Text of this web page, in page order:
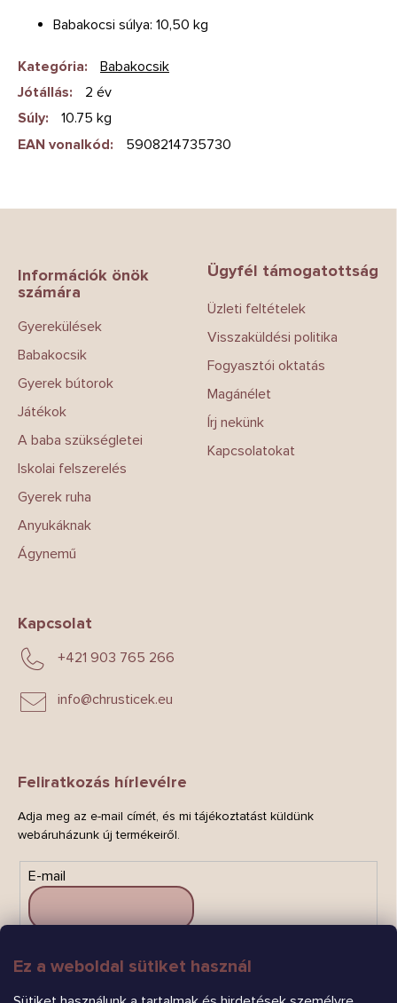
Ez a weboldal sütiket használ
Babakocsi súlya: 10,50 kg
Kategória:
Babakocsik
Jótállás:
2 év
Súly:
10.75 kg
EAN vonalkód: 5908214735730
Információk önök
számára
Gyerekülések
Babakocsik
Gyerek bútorok
Játékok
A baba szükségletei
Iskolai felszerelés
Gyerek ruha
Anyukáknak
Ágynemű
Ügyfél támogatottság
Üzleti feltételek
Visszaküldési politika
Fogyasztói oktatás
Magánélet
Írj nekünk
Kapcsolatokat
Kapcsolat
info@chrusticek.eu
+421 903 765 266
Feliratkozás hírlevélre
Adja meg az e-mail címét, és mi tájékoztatást küldünk
webáruházunk új termékeiről.
E-mail
FELIRATKOZÁS